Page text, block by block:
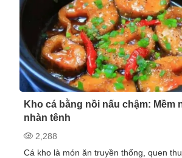
Kho cá bằng nồi nấu chậm: Mềm
nhàn tênh
2,288
Cá kho là món ăn truyền thống, quen